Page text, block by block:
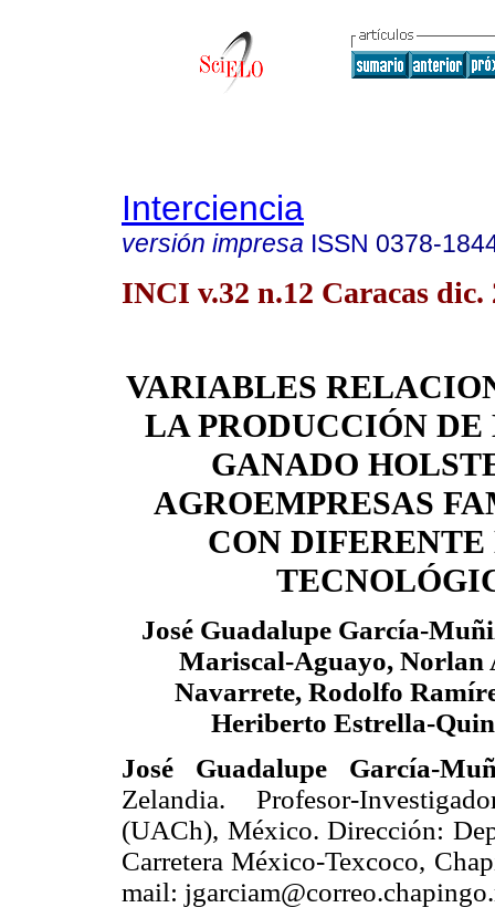
Interciencia
versión impresa ISSN 0378-
INCI v.32 n.12 Caracas dic.
VARIABLES
LA PRODUCCIÓN DE
GANADO
AGROEMPRESAS
CON
José Guadalupe García-
Mariscal-Aguayo, Norlan
Navarrete, Rodolfo
Heriberto Estrella-
José Guadalupe García-
Zelandia. Profesor-
(UACh), México. Dirección:
Carretera México-Texcoco,
mail: